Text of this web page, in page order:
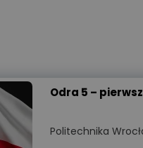
Odra 5 –
Politechnika